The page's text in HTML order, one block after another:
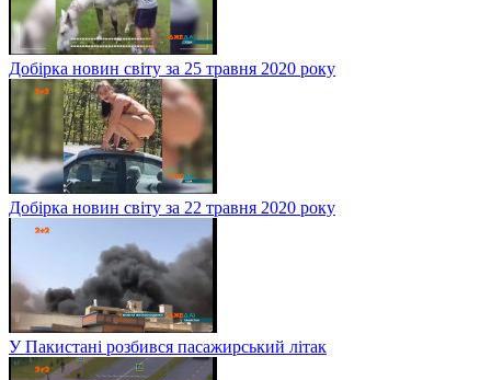
Добірка новин світу за 25 травня 2020 року
Добірка новин світу за 22 травня 2020 року
У Пакистані розбився пасажирський літак